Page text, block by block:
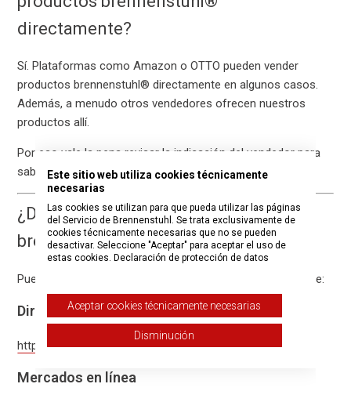
directamente?
Sí. Plataformas como Amazon o OTTO pueden vender
productos brennenstuhl® directamente en algunos casos.
Además, a menudo otros vendedores ofrecen nuestros
productos allí.
Por eso vale la pena revisar la indicación del vendedor para
saber a través de quién se realiza realmente la compra.
¿Dónde puedo comprar productos
brennenstuhl®?
Puede adquirir nuestros productos, entre otros, a través de:
Directamente en la tienda hugo!
https://hugo.brennenstuhl.com/
Mercados en línea
Este sitio web utiliza cookies técnicamente
necesarias
Las cookies se utilizan para que pueda utilizar las páginas
del Servicio de Brennenstuhl. Se trata exclusivamente de
cookies técnicamente necesarias que no se pueden
desactivar. Seleccione "Aceptar" para aceptar el uso de
estas cookies. Declaración de protección de datos
Aceptar cookies técnicamente necesarias
Disminución